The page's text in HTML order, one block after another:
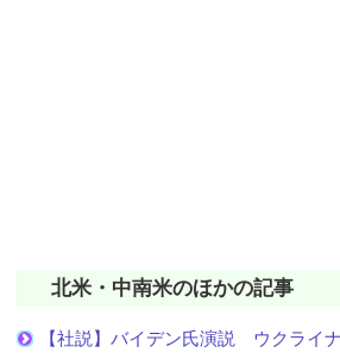
北米・中南米のほかの記事
【社説】バイデン氏演説 ウクライ